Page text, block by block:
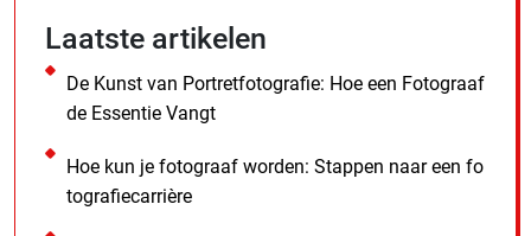
Laatste artikelen
De Kunst van Portretfotografie: Hoe een Fotograaf
de Essentie Vangt
Hoe kun je fotograaf worden: Stappen naar een fo
tografiecarrière